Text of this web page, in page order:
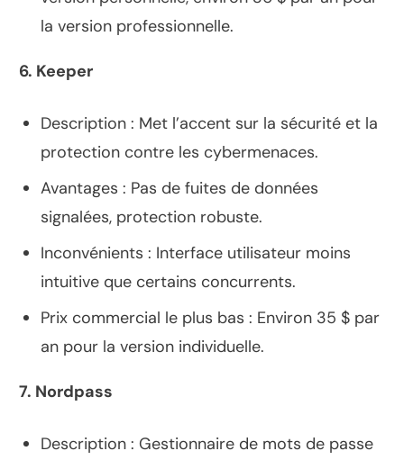
la version professionnelle.
6. Keeper
Description : Met l’accent sur la sécurité et la
protection contre les cybermenaces.
Avantages : Pas de fuites de données
signalées, protection robuste.
Inconvénients : Interface utilisateur moins
intuitive que certains concurrents.
Prix commercial le plus bas : Environ 35 $ par
an pour la version individuelle.
7. Nordpass
Description : Gestionnaire de mots de passe